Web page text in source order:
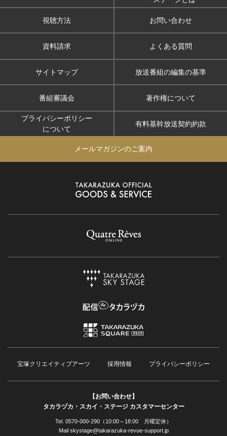
視聴方法 お問い合わせ
資料請求 よくある質問
サイトマップ 放送番組の編集の基準
番組審議会 著作権について
プライバシーポリシー
について
有料基幹放送契約約款
メールマガジンのご案内
宝塚クリエイティブアーツ 採用情報 プライバシーポリシー
【お問い合わせ】
タカラヅカ・スカイ・ステージ カスタマーセンター
Tel. 0570-000-290（10:00～18:00 月曜定休）
Mail skystage@takarazuka-revue-support.jp